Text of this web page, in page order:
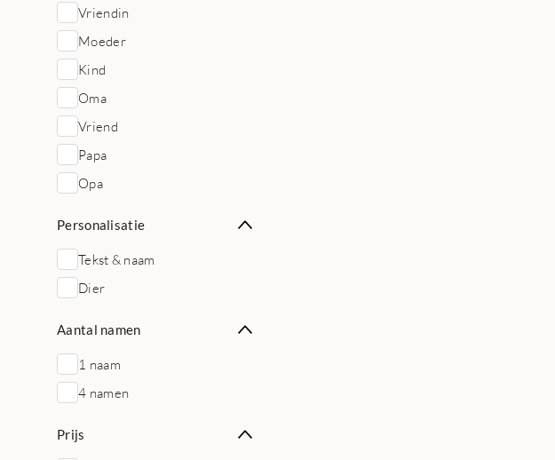
Vriendin
Moeder
Kind
Oma
Vriend
Papa
Opa
Personalisatie
Tekst & naam
Dier
Aantal namen
1 naam
4 namen
Prijs